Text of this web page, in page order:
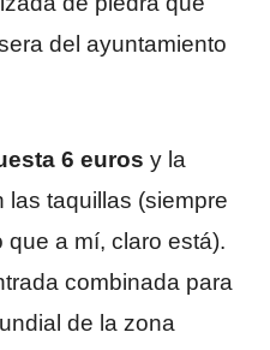
del ayuntamiento
6 euros y la
las taquillas (siempre
a mí, claro está).
combinada para
de la zona